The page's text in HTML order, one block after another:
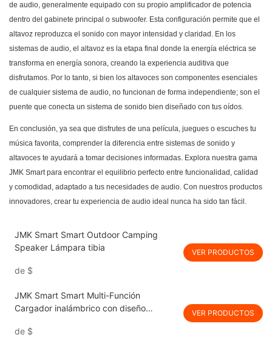
de audio, generalmente equipado con su propio amplificador de potencia
dentro del gabinete principal o subwoofer. Esta configuración permite que el
altavoz reproduzca el sonido con mayor intensidad y claridad. En los
sistemas de audio, el altavoz es la etapa final donde la energía eléctrica se
transforma en energía sonora, creando la experiencia auditiva que
disfrutamos. Por lo tanto, si bien los altavoces son componentes esenciales
de cualquier sistema de audio, no funcionan de forma independiente; son el
puente que conecta un sistema de sonido bien diseñado con tus oídos.
En conclusión, ya sea que disfrutes de una película, juegues o escuches tu
música favorita, comprender la diferencia entre sistemas de sonido y
altavoces te ayudará a tomar decisiones informadas. Explora nuestra gama
JMK Smartpara encontrar el equilibrio perfecto entre funcionalidad, calidad
y comodidad, adaptado a tus necesidades de audio. Con nuestros productos
innovadores, crear tu experiencia de audio ideal nunca ha sido tan fácil.
JMK Smart Smart Outdoor Camping
Speaker Lámpara tibia
de $
VER PRODUCTOS
JMK Smart Smart Multi-Función
Cargador inalámbrico con diseño
de espacio & 7 luces LED coloridas
de $
VER PRODUCTOS